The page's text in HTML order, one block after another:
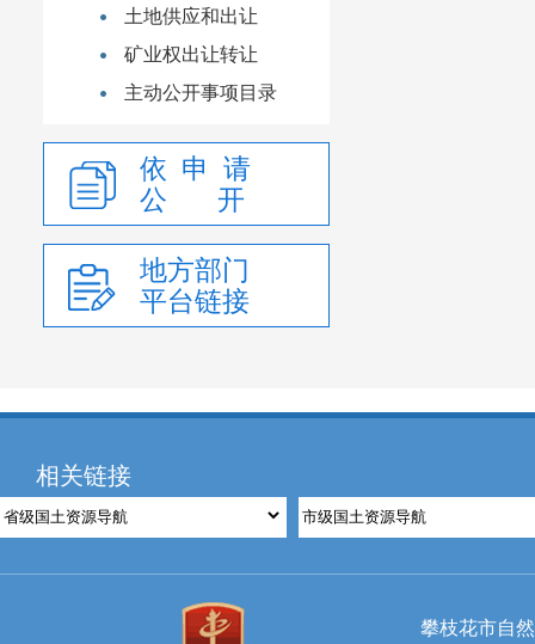
土地供应和出让
矿业权出让转让
主动公开事项目录
依 申 请
公 开
地方部门
平台链接
相关链接
攀枝花市自